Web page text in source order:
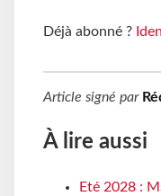
Déjà abonné ?
Article signé par
À lire aussi
Eté 2028 :